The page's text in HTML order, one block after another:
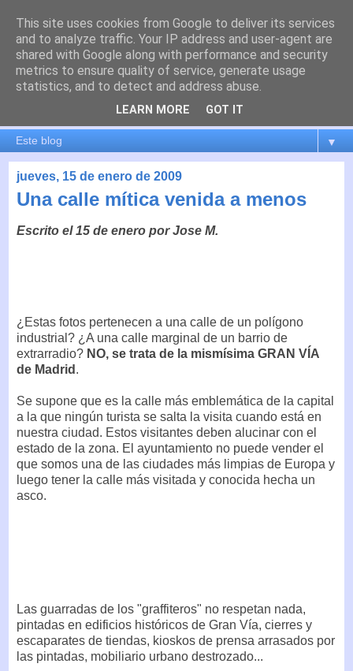
es por madrid
El blog de Madrid y su actualidad, proyectos, transporte,
movilidad, arquitectura, participación, medio ambiente,
educación, empleo, ...
▼
jueves, 15 de enero de 2009
Una calle mítica venida a menos
Escrito el 15 de enero por Jose M.
¿Estas fotos pertenecen a una calle de un polígono
industrial? ¿A una calle marginal de un barrio de
extrarradio? NO, se trata de la mismísima GRAN VÍA
de Madrid .
Se supone que es la calle más emblemática de la capital
a la que ningún turista se salta la visita cuando está en
nuestra ciudad. Estos visitantes deben alucinar con el
estado de la zona. El ayuntamiento no puede vender el
que somos una de las ciudades más limpias de Europa y
luego tener la calle más visitada y conocida hecha un
asco.
Las guarradas de los "graffiteros" no respetan nada,
pintadas en edificios históricos de Gran Vía, cierres y
escaparates de tiendas, kioskos de prensa arrasados por
las pintadas, mobiliario urbano destrozado...
This site uses cookies from Google to deliver its services
and to analyze traffic. Your IP address and user-agent are
shared with Google along with performance and security
metrics to ensure quality of service, generate usage
statistics, and to detect and address abuse.
LEARN MORE GOT IT